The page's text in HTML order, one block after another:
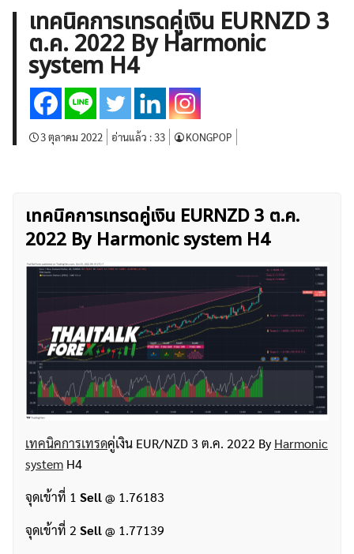
ค้นหา
สำหรับ:
ข่าวฟอเร็กซ์และสกุลเงิน คริปโตเคอร์เรนซี
ฟรีซิกแนล รายวัน
บทวิเคราะห์
เศรษฐกิจทั่วไป ดัชนี-หุ้น
พันธบัตร
สินค้าโภคภัณฑ์
โบรกเกอร์ FX
กองทุน Forex
ฟรี EA
เทคนิคการเทรดคู่เงิน EURNZD 3
ต.ค. 2022 By Harmonic
system H4
3 ตุลาคม 2022 อ่านแล้ว :33 KONGPOP
เทคนิคการเทรดคู่เงิน EURNZD 3 ต.ค.
2022 By Harmonic system H4
เทคนิคการเทรดคู่เงิน EUR/NZD 3 ต.ค. 2022 By Harmonic
system H4
จุดเข้าที่ 1 Sell@ 1.76183
จุดเข้าที่ 2 Sell@ 1.77139